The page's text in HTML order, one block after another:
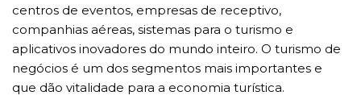
centros de eventos, empresas de receptivo,
companhias aéreas, sistemas para o turismo e
aplicativos inovadores do mundo inteiro. O turismo de
negócios é um dos segmentos mais importantes e
que dão vitalidade para a economia turística.